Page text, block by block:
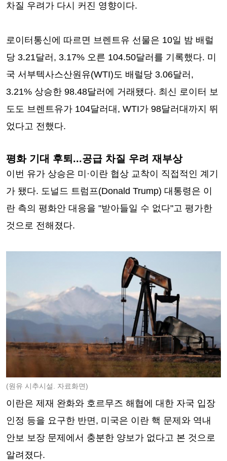
차질 우려가 다시 커진 영향이다.
로이터통신에 따르면 브렌트유 선물은 10일 밤 배럴
당 3.21달러, 3.17% 오른 104.50달러를 기록했다. 미
국 서부텍사스산원유(WTI)도 배럴당 3.06달러,
3.21% 상승한 98.48달러에 거래됐다. 최신 로이터 보
도도 브렌트유가 104달러대, WTI가 98달러대까지 뛰
었다고 전했다.
평화 기대 후퇴...공급 차질 우려 재부상
이번 유가 상승은 미·이란 협상 교착이 직접적인 계기
가 됐다. 도널드 트럼프(Donald Trump) 대통령은 이
란 측의 평화안 대응을 "받아들일 수 없다"고 평가한
것으로 전해졌다.
(원유 시추시설. 자료화면)
이란은 제재 완화와 호르무즈 해협에 대한 자국 입장
인정 등을 요구한 반면, 미국은 이란 핵 문제와 역내
안보 보장 문제에서 충분한 양보가 없다고 본 것으로
알려졌다.